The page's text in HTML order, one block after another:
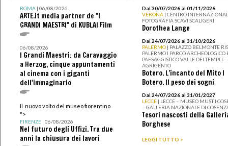
ROMA| 06/08/2026
ARTE.it media partner de "I
GRANDI MAESTRI" di KUBLAI Film
06/08/2026
I Grandi Maestri: da Caravaggio
a Herzog, cinque appuntamenti
al cinema con i giganti
dell'immaginario
Il nuovo volto del museo fiorentino
">
FIRENZE| 06/08/2026
Nel futuro degli Uffizi. Tra due
anni la chiusura dei lavori
Dal 30/07/2026 al 01/11/2026
VERONA | CENTRO
FOTOGRAFIA SCAVI SCALIGERI
Dorothea Lange
Dal 24/07/2026 al 31/10/2026
PALERMO | PALAZZO BELMONTE
PALERMO I PARCO ARCHEOLOGICO
PAESAGGISTICO VALLE DEI TEMPLI -
AGRIGENTO
Botero. L’incanto del Mito I
Botero. Il peso dei sogni
Dal 24/07/2026 al 31/01/2027
LECCE | LECCE – MUSEO MUST I
– GALLERIA NAZIONALE DI
Tesori nascosti della
Borghese
LEGGI TUTTO >